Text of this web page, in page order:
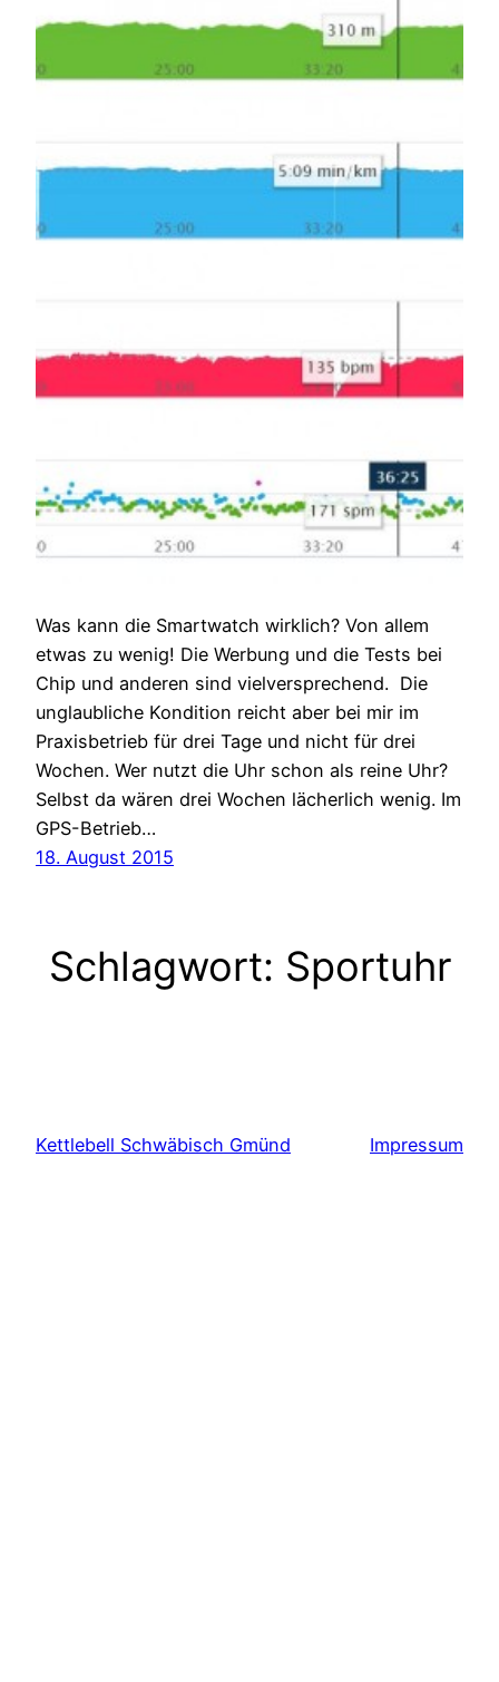
Was kann die Smartwatch wirklich? Von allem
etwas zu wenig! Die Werbung und die Tests bei
Chip und anderen sind vielversprechend. Die
unglaubliche Kondition reicht aber bei mir im
Praxisbetrieb für drei Tage und nicht für drei
Wochen. Wer nutzt die Uhr schon als reine Uhr?
Selbst da wären drei Wochen lächerlich wenig. Im
GPS-Betrieb…
18. August 2015
Schlagwort: Sportuhr
Kettlebell Schwäbisch Gmünd Impressum